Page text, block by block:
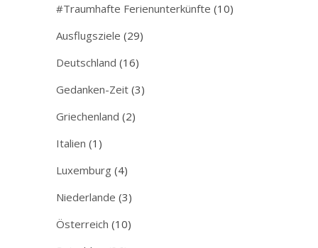
#Traumhafte Ferienunterkünfte (10)
Ausflugsziele (29)
Deutschland (16)
Gedanken-Zeit (3)
Griechenland (2)
Italien (1)
Luxemburg (4)
Niederlande (3)
Österreich (10)